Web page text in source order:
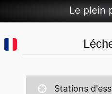
Le plein
Stations